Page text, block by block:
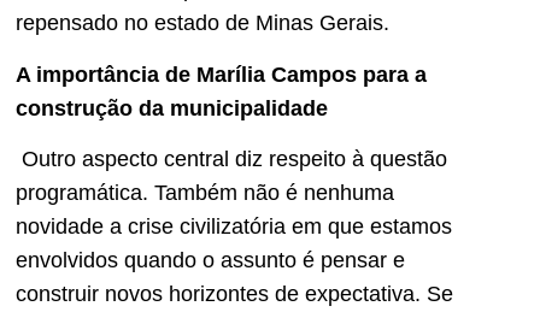
repensado no estado de Minas Gerais.
A importância de Marília Campos para a
construção da municipalidade
Outro aspecto central diz respeito à questão
programática. Também não é nenhuma
novidade a crise civilizatória em que estamos
envolvidos quando o assunto é pensar e
construir novos horizontes de expectativa. Se